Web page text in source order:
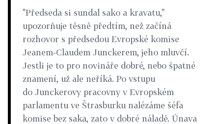
"Předseda si sundal sako a kravatu,"
upozorňuje těsně předtím, než začíná
rozhovor s předsedou Evropské komise
Jeanem-Claudem Junckerem, jeho mluvčí.
Jestli je to pro novináře dobré, nebo špatné
znamení, už ale neříká. Po vstupu
do Junckerovy pracovny v Evropském
parlamentu ve Štrasburku nalézáme šéfa
komise bez saka, zato v dobré náladě. Únava